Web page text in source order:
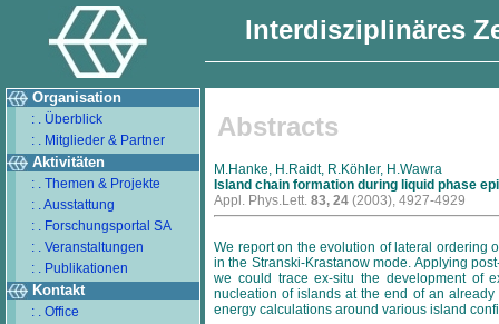
Interdisziplinäres
Organisation
: . Überblick
: . Mitglieder & Partner
Aktivitäten
: . Themen & Projekte
: . Ausstattung
: . Forschungsportal SA
: . Veranstaltungen
: . Publikationen
Kontakt
: . Office
Abstracts
M.Hanke, H.Raidt, R.Köhler, H.Wawra
Island chain formation during liquid phase
Appl. Phys.Lett. 83, 24 (2003), 4927-4929
We report on the evolution of lateral ordering
in the Stranski-Krastanow mode. Applying
we could trace ex-situ the development of
nucleation of islands at the end of an
energy calculations around various island